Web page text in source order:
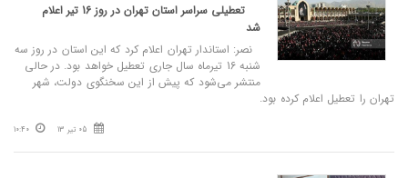
تعطیلی سراسر استان تهران در روز 16 تیر اعلام
شد
نصر: استاندار تهران اعلام کرد که این استان در روز سه‌
شنبه 16 تیرماه سال جاری تعطیل خواهد بود. در حالی
منتشر می‌شود که پیش از این سخنگوی دولت، شهر
تهران را تعطیل اعلام کرده بود.
05 تیر 13 10:40